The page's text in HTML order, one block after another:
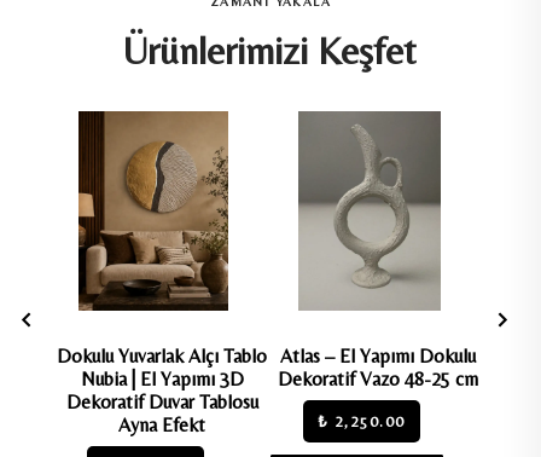
Ürünlerimizi Keşfet
Dokulu Yuvarlak Alçı Tablo
Nubia | El Yapımı 3D
Dekoratif Duvar Tablosu
Ayna Efekt
Atlas – El Yapımı Dokulu
Dekoratif Vazo 48-25 cm
₺ 2,250.00